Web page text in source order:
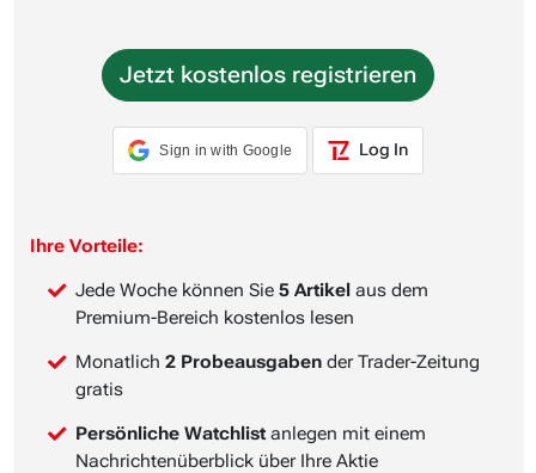
Jetzt kostenlos registrieren
Sign in with Google Log In
Ihre Vorteile:
Jede Woche können Sie 5 Artikel aus dem
Premium-Bereich kostenlos lesen
Monatlich 2 Probeausgaben der Trader-Zeitung
gratis
Persönliche Watchlist anlegen mit einem
Nachrichtenüberblick über Ihre Aktie